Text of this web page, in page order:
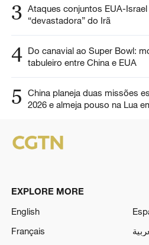
3 Ataques conjuntos EUA-
“devastadora” do Irã
4 Do canavial ao Super Bowl:
tabuleiro entre China e EUA
5
China planeja duas missões
2026 e almeja pouso na Lua
EXPLORE MORE
English
Français